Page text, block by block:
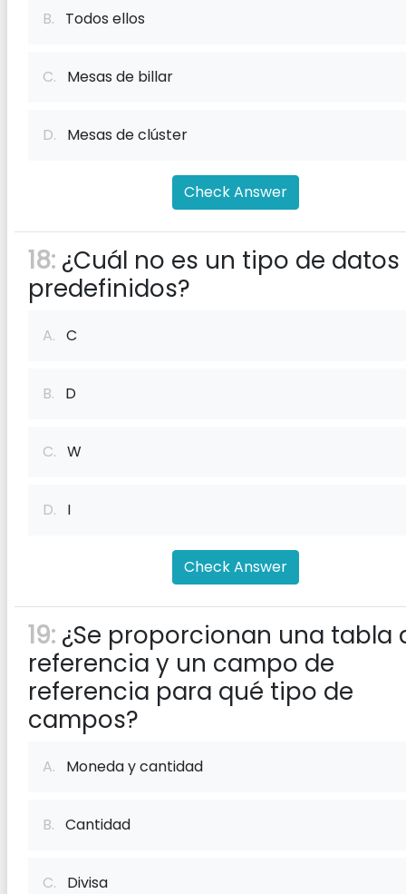
B. Todos ellos
C. Mesas de billar
D. Mesas de clúster
Check Answer
18: ¿Cuál no es un tipo de datos
predefinidos?
A. C
B. D
C. W
D. I
Check Answer
19: ¿Se proporcionan una tabla
referencia y un campo de
referencia para qué tipo de
campos?
A. Moneda y cantidad
B. Cantidad
C. Divisa